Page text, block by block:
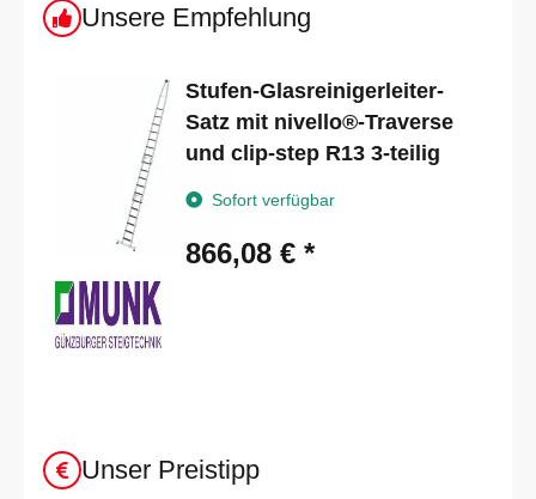
Unsere Empfehlung
Stufen-Glasreinigerleiter-
Satz mit nivello®-Traverse
und clip-step R13 3-teilig
Sofort verfügbar
866,08 €*
Unser Preistipp